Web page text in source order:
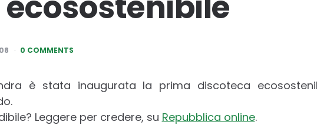
0 COMMENTS
è stata inaugurata la prima discoteca
Leggere per credere, su Repubblica online.